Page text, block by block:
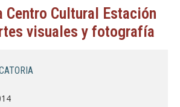
POSTGRADO
EXTENSIÓN
BIBLIOTECA
DEPARTAMENTOS
Centro Cultural Estación
visuales y fotografía